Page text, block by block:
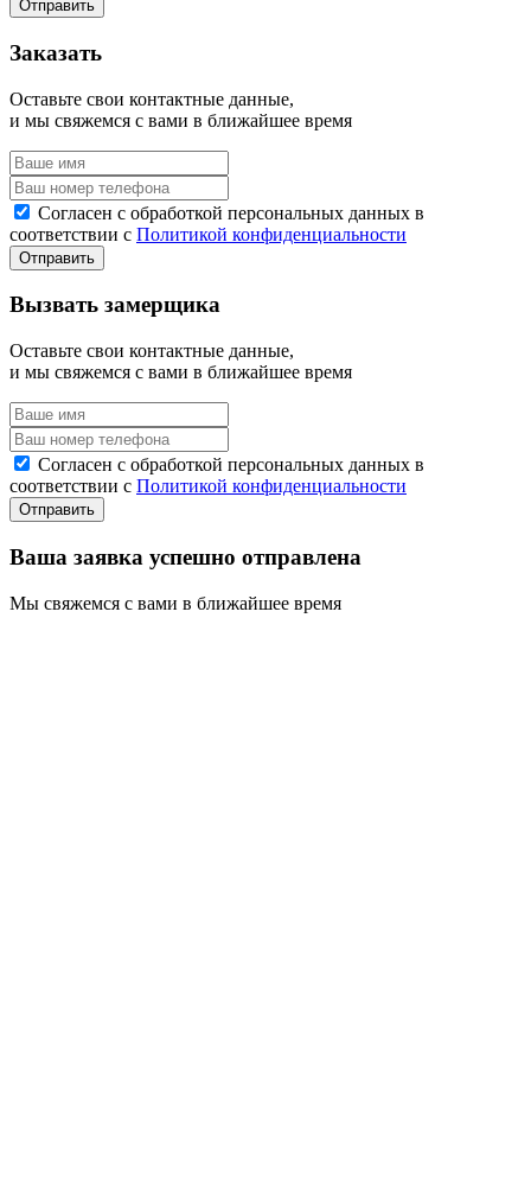
Заказать
Оставьте свои контактные данные,
и мы свяжемся с вами в ближайшее время
Согласен с обработкой персональных данных в
соответствии с Политикой конфиденциальности
Вызвать замерщика
Оставьте свои контактные данные,
и мы свяжемся с вами в ближайшее время
Согласен с обработкой персональных данных в
соответствии с Политикой конфиденциальности
Ваша заявка успешно отправлена
Мы свяжемся с вами в ближайшее время